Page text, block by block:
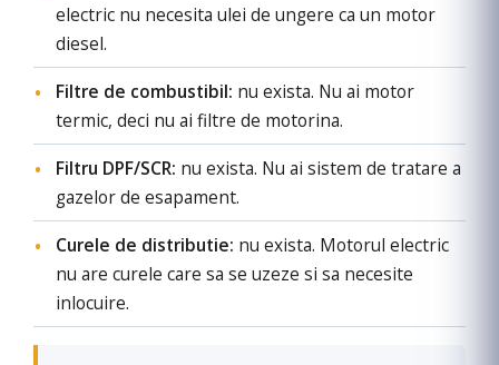
electric nu necesita ulei de ungere ca un motor
diesel.
Filtre de combustibil: nu exista. Nu ai motor
termic, deci nu ai filtre de motorina.
Filtru DPF/SCR: nu exista. Nu ai sistem de tratare a
gazelor de esapament.
Curele de distributie: nu exista. Motorul electric
nu are curele care sa se uzeze si sa necesite
inlocuire.